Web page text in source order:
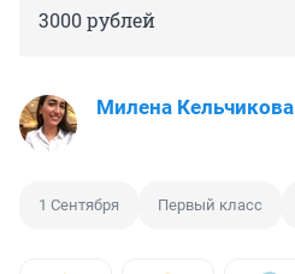
3000 рублей
Милена Кельчикова
1 Сентября Первый класс